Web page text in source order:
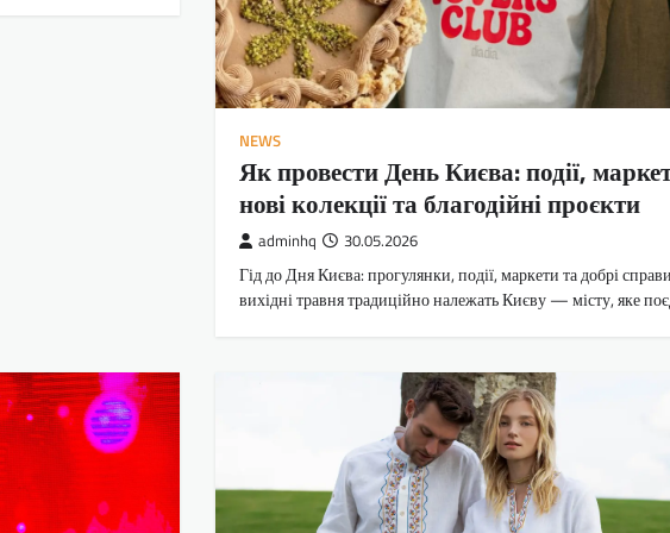
NEWS
Як провести День Києва: події,
нові колекції та благодійні проєкти
adminhq 30.05.2026
Гід до Дня Києва: прогулянки, події, маркети та добрі
вихідні травня традиційно належать Києву — місту, яке